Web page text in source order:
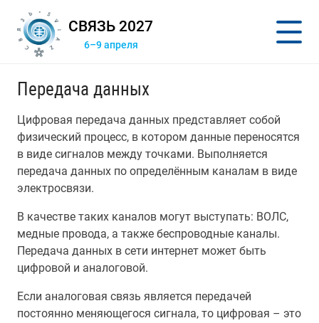
СВЯЗЬ 2027
6–9 апреля
Передача данных
Цифровая передача данных представляет собой
физический процесс, в котором данные переносятся
в виде сигналов между точками. Выполняется
передача данных по определённым каналам в виде
электросвязи.
В качестве таких каналов могут выступать: ВОЛС,
медные провода, а также беспроводные каналы.
Передача данных в сети интернет может быть
цифровой и аналоговой.
Если аналоговая связь является передачей
постоянно меняющегося сигнала, то цифровая – это